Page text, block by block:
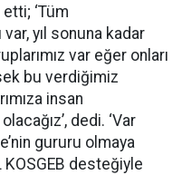
‘Tüm
var, yıl sonuna kadar
var eğer onları
bu verdiğimiz
insan
dedi. ‘Var
gururu olmaya
desteğiyle